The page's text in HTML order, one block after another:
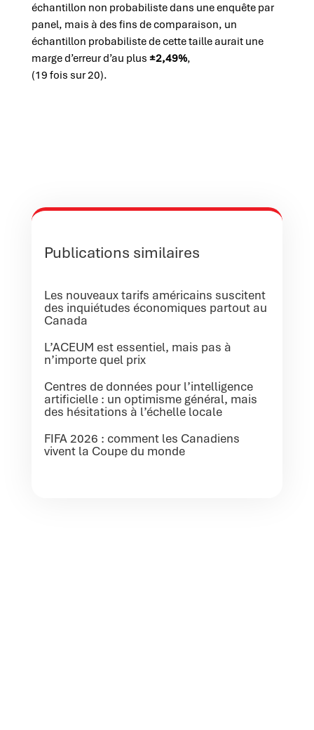
échantillon non probabiliste dans une enquête par
panel, mais à des fins de comparaison, un
échantillon probabiliste de cette taille aurait une
marge d’erreur d’au plus ±2,49%,
(19 fois sur 20).
Publications similaires
Les nouveaux tarifs américains suscitent
des inquiétudes économiques partout au
Canada
L’ACEUM est essentiel, mais pas à
n’importe quel prix
Centres de données pour l’intelligence
artificielle : un optimisme général, mais
des hésitations à l’échelle locale
FIFA 2026 : comment les Canadiens
vivent la Coupe du monde